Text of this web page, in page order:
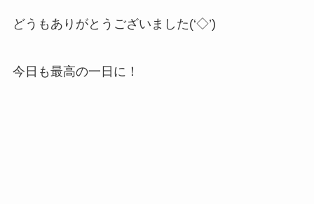
どうもありがとうございました(‘◇’)ゞ
今日も最高の一日に！